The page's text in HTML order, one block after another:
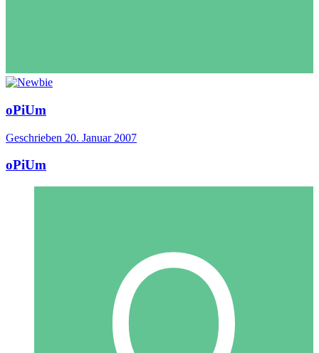
oPiUm
Geschrieben 20. Januar 2007
oPiUm